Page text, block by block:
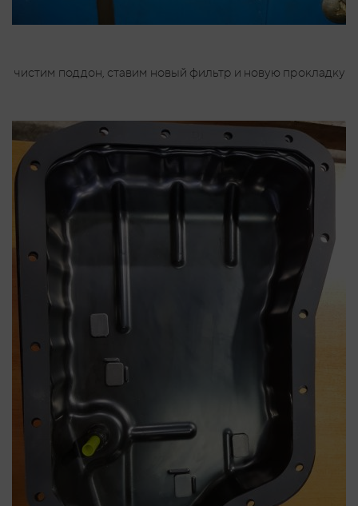
чистим поддон, ставим новый фильтр и новую прокладку